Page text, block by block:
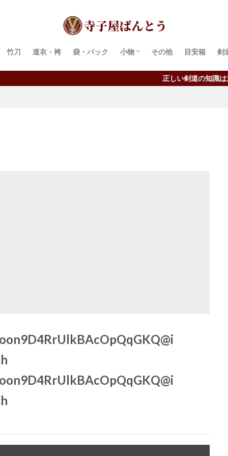
竹刀 道衣・袴 袋・バック 小物
面紐・胴紐
鍔・鍔留め
手ぬぐい
その他 目安箱 剣
正しい剣道の知識は意外